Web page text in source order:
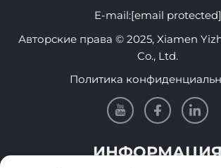
E-mail:[email protected]
Авторские права © 2025, Xiamen
Co., Ltd.
Политика